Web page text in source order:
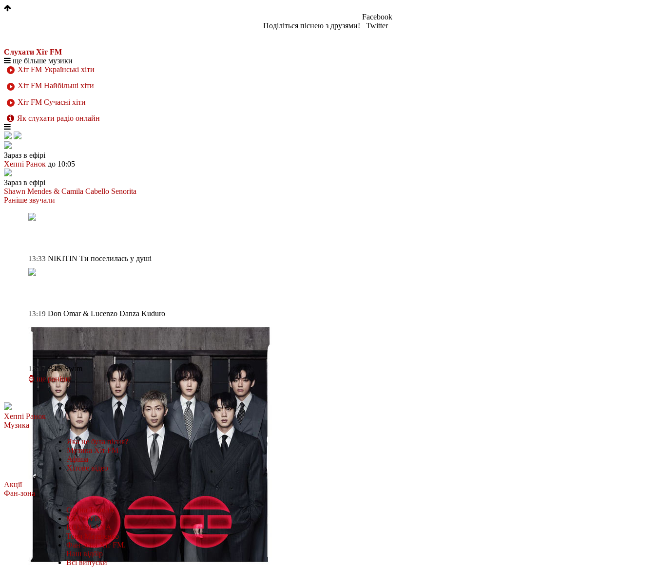
Поділіться піснею з друзями!
Facebook
Twitter
Слухати Хіт FM
ще більше музики
Хіт FM Українські хіти
Хіт FM Найбільші хіти
Хіт FM Сучасні хіти
Як слухати радіо онлайн
Зараз в ефірі
Хеппі Ранок до 10:05
Зараз в ефірі
Shawn Mendes & Camila Cabello Senorita
Раніше звучали
13:33 NIKITIN Ти поселилась у душі
13:19 Don Omar & Lucenzo Danza Kuduro
13:17 BTS Swim
⌚ ще раніше
Хеппі Ранок
Музика
Яка це була пісня?
Музика Хіт FM
Афіша
Хітове відео
Акції
Фан-зона
Олена Тополя
MÉLOVIN
ROXOLANA
Тоня Матвієнко
Фан-зона Хіт FM.
Наш відбір
Всі випуски